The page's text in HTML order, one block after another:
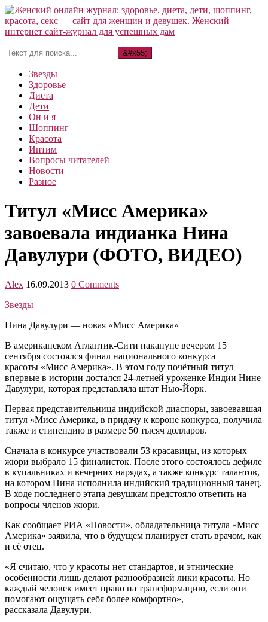
Звезды
Здоровье
Диета
Дети
Он и я
Шоппинг
Красота
Интим
Вопросы читателей
Новости
Разное
Титул «Мисс Америка»
завоевала индианка Нина
Давулури (ФОТО, ВИДЕО)
Alex 16.09.2013 0 Comments
Звезды
Нина Давулури — новая «Мисс Америка»
В американском Атлантик-Сити накануне вечером 15
сентября состоялся финал национального конкурса
красоты «Мисс Америка». В этом году почётный титул
впервые в истории достался 24-летней уроженке Индии Нине
Давулури, которая представляла штат Нью-Йорк.
Первая представительница индийской диаспоры, завоевавшая
титул «Мисс Америка, в придачу к короне конкурса, получила
также и стипендию в размере 50 тысяч долларов.
Сначала в конкурсе участвовали 53 красавицы, из которых
жюри выбрало 15 финалисток. После этого состоялось дефиле
в купальниках и вечерних нарядах, а также конкурс талантов,
на котором Нина исполнила индийский традиционный танец.
В ходе последнего этапа девушкам предстояло ответить на
вопросы членов жюри.
Как сообщает РИА «Новости», обладательница титула «Мисс
Америка» заявила, что в будущем планирует стать врачом, как
и её отец.
«Я считаю, что у красоты нет стандартов, и этнические
особенности лишь делают разнообразней лики красоты. Но
каждый человек имеет право на трансформацию, если они
помогают ощущать себя более комфортно», —
рассказала Давулури.